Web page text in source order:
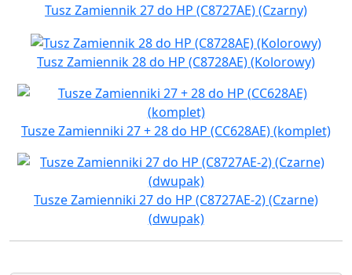
Tusz Zamiennik 27 do HP (C8727AE) (Czarny)
Tusz Zamiennik 28 do HP (C8728AE) (Kolorowy)
Tusze Zamienniki 27 + 28 do HP (CC628AE) (komplet)
Tusze Zamienniki 27 do HP (C8727AE-2) (Czarne)
(dwupak)